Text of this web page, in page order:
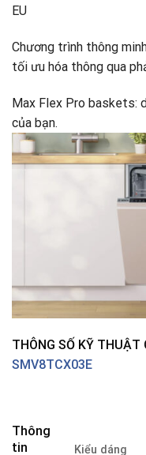
EU
Chương trình thông
tối ưu hóa thông qua
Max Flex Pro baskets:
của bạn.
THÔNG SỐ KỸ
SMV8TCX03E
Thông
tin
Kiểu dáng